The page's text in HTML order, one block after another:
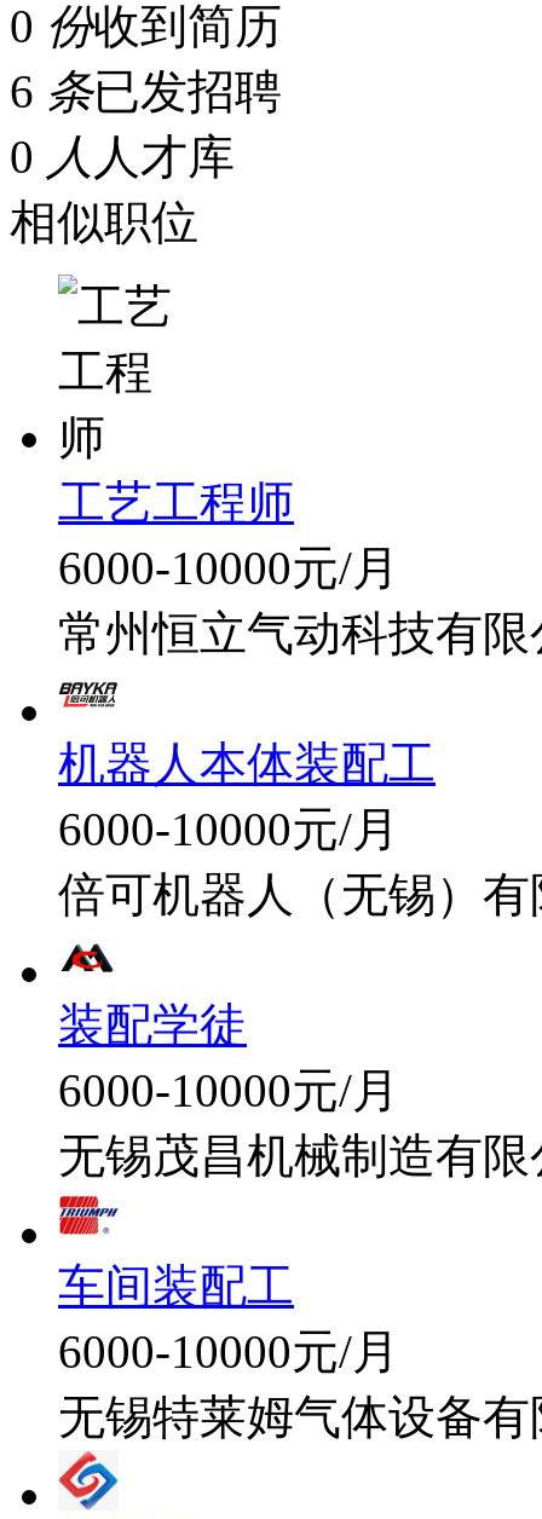
0 份收到简历
6 条已发招聘
0 人 人才库
相似职位
工艺工程师
6000-10000元/月
常州恒立气动科技有限
机器人本体装配工
6000-10000元/月
倍可机器人（无锡）
装配学徒
6000-10000元/月
无锡茂昌机械制造有限
车间装配工
6000-10000元/月
无锡特莱姆气体设备